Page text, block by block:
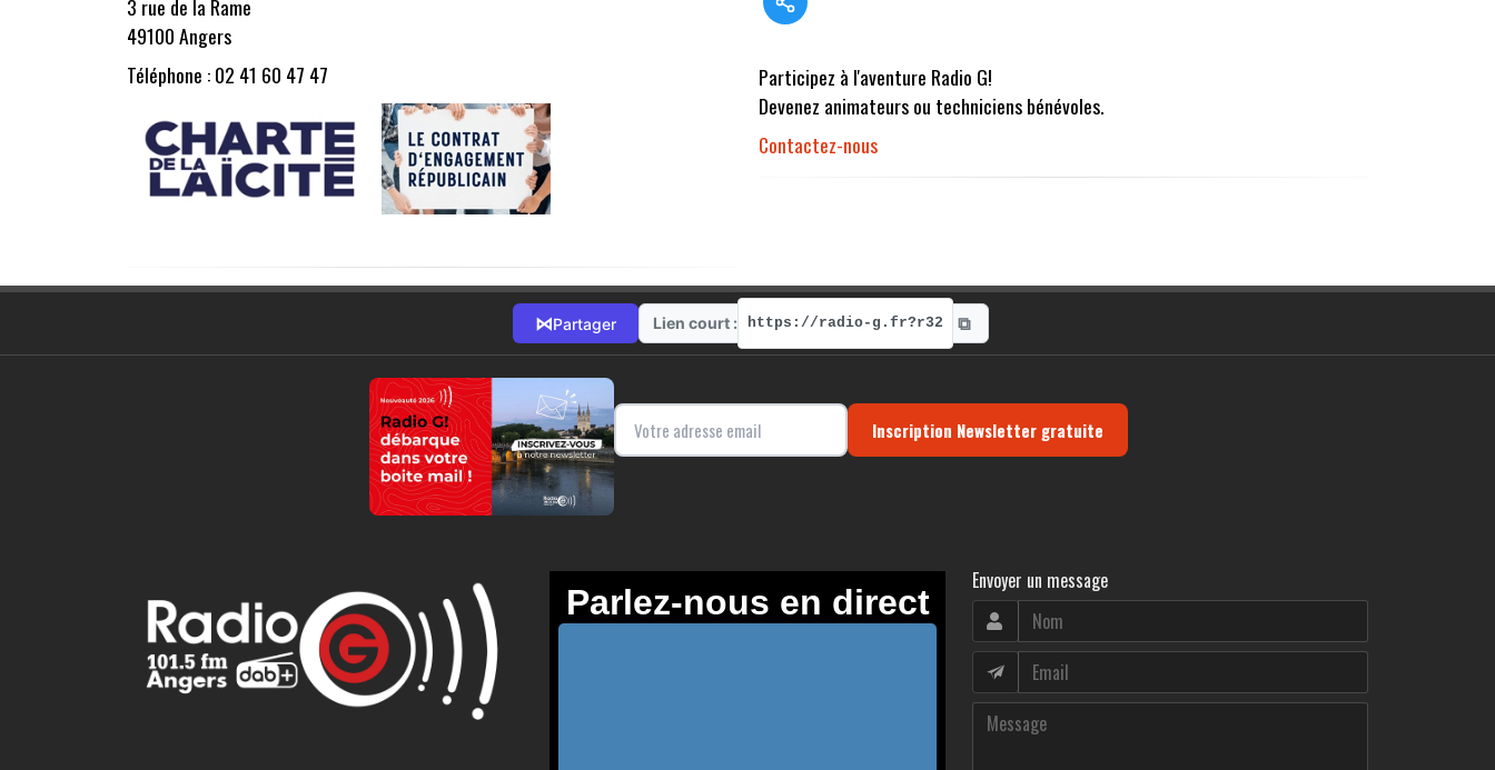
3 rue de la Rame
49100 Angers
Téléphone : 02 41 60 47 47
Participez à l'aventure Radio G!
Devenez animateurs ou techniciens bénévoles.
Contactez-nous
⋈Partager Lien court : https://radio-g.fr?r32 ⧉
Inscription Newsletter gratuite
Envoyer un message